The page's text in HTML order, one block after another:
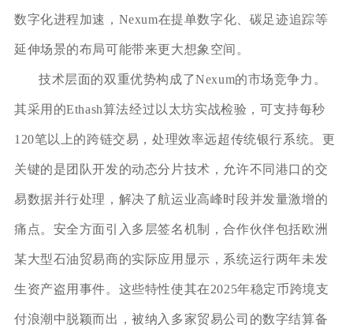
数字化进程加速，Nexum在提单数字化、碳足迹追踪等
延伸场景的布局可能带来更大想象空间。
技术层面的双重优势构成了Nexum的市场竞争力。
其采用的Ethash算法经过以太坊实战检验，可支持每秒
120笔以上的跨链交易，处理效率远超传统银行系统。更
关键的是团队开发的动态分片技术，允许不同港口的交
易数据并行处理，解决了航运业高峰时段并发量激增的
痛点。安全方面引入多层签名机制，合作伙伴包括欧洲
某大型石油贸易商的实际应用显示，系统运行两年未发
生资产盗用事件。这些特性使其在2025年稳定币跨境支
付浪潮中脱颖而出，被纳入多家贸易公司的数字结算备